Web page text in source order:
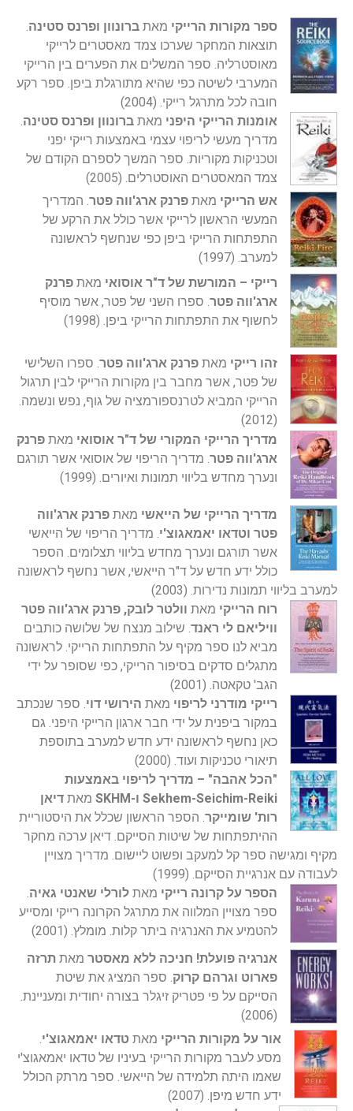
ספר מקורות הרייקי מאת ברונוון ופרנס סטינה.
תוצאות המחקר שערכו צמד מאסטרים לרייקי
מאוסטרליה. ספר המשלים את הפערים בין הרייקי
המערבי לשיטה כפי שהיא מתורגלת ביפן. ספר רקע
חובה לכל מתרגל רייקי. (2004)
אומנות הרייקי היפני מאת ברונוון ופרנס סטינה.
מדריך מעשי לריפוי עצמי באמצעות רייקי יפני
וטכניקות מקוריות. ספר המשך לספרם הקודם של
צמד המאסטרים האוסטרלים. (2005)
אש הרייקי מאת פרנק ארג'ווה פטר. המדריך
המעשי הראשון לרייקי אשר כולל את הרקע של
התפתחות הרייקי ביפן כפי שנחשף לראשונה
למערב. (1997)
רייקי – המורשת של ד"ר אוסואי מאת פרנק
ארג'ווה פטר . ספרו השני של פטר, אשר מוסיף
לחשוף את התפתחות הרייקי ביפן. (1998)
זהו רייקי מאת פרנק ארג'ווה פטר . ספרו השלישי
של פטר, אשר מחבר בין מקורות הרייקי לבין תרגול
הרייקי המביא לטרנספורמציה של גוף, נפש ונשמה.
(2012)
מדריך הרייקי המקורי של ד"ר אוסואי מאת פרנק
ארג'ווה פטר . מדריך הריפוי של אוסואי אשר תורגם
ונערך מחדש בליווי תמונות ואיורים. (1999)
מדריך הרייקי של הייאשי מאת פרנק ארג'ווה
פטר וטדאו יאמאגוצ'י . מדריך הריפוי של הייאשי
אשר תורגם ונערך מחדש בליווי תצלומים. הספר
כולל ידע חדש על ד"ר הייאשי, אשר נחשף לראשונה
למערב בליווי תמונות נדירות. (2003)
רוח הרייקי מאת וולטר לובק, פרנק ארג'ווה פטר
וויליאם לי ראנד . שילוב מנצח של שלושה כותבים
מביא לנו ספר מקיף על התפתחות הרייקי. לראשונה
מתגלים סדקים בסיפור הרייקי, כפי שסופר על ידי
הגב' טקאטה. (2001)
רייקי מודרני לריפוי מאת הירושי דוי . ספר שנכתב
במקור ביפנית על ידי חבר ארגון הרייקי היפני. גם
כאן נחשף לראשונה ידע חדש למערב בתוספת
תיאורי טכניקות ועוד. (2000)
"הכל אהבה" – מדריך לריפוי באמצעות
Sekhem-Seichim-Reiki ו-SKHM
מאת דיאן
רות' שומייקר . הספר הראשון שכלל את היסטוריית
ההיתפתחות של שיטות הסייקם. דיאן ערכה מחקר
מקיף ומגישה ספר קל למעקב ופשוט ליישום. מדריך מצויין
לעבודה עם אנרגיית הסייקם. (1999)
הספר על קרונה רייקי מאת לורלי שאנטי גאיה
ספר מצויין המלווה את מתרגל הקרונה רייקי ומסייע
להטמיע את האנרגיה ביתר קלות. מומלץ. (2001)
אנרגיה פועלת! חניכה ללא מאסטר מאת תרזה
פארוט וגרהם קרוק. ספר המציג את שיטת
הסייקם על פי פטריק זיגלר בצורה יחודית ומעניינת.
(2006)
אור על מקורות הרייקי מאת טדאו יאמאגוצ'י.
מסע לעבר מקורות הרייקי בעיניו של טדאו יאמאגוצ'י
שאמו היתה תלמידה של הייאשי. ספר מרתק הכולל
ידע חדש מיפן. (2007)